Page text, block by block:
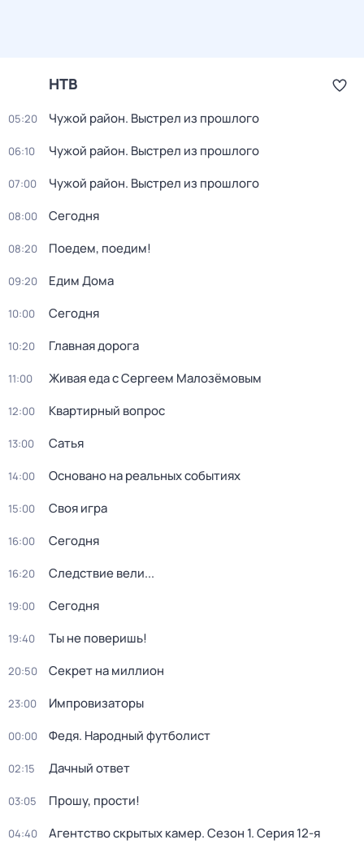
НТВ
05:20 Чужой район. Выстрел из прошлого
06:10 Чужой район. Выстрел из прошлого
07:00 Чужой район. Выстрел из прошлого
08:00 Сегодня
08:20 Поедем, поедим!
09:20 Едим Дома
10:00 Сегодня
10:20 Главная дорога
11:00 Живая еда с Сергеем Малозёмовым
12:00 Квартирный вопрос
13:00 Сатья
14:00 Основано на реальных событиях
15:00 Своя игра
16:00 Сегодня
16:20 Следствие вели...
19:00 Сегодня
19:40 Ты не поверишь!
20:50 Секрет на миллион
23:00 Импровизаторы
00:00 Федя. Народный футболист
02:15 Дачный ответ
03:05 Прошу, прости!
04:40 Агентство скрытых камер. Сезон 1. Серия 12-я